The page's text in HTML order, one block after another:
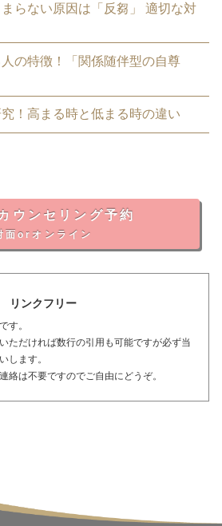
らない原因は「反芻」 適切な対
の特徴！「関係随伴型の自尊
！高まる時と低まる時の違い
ウンセリング予約
面orオンライン
リンクフリー
す。
ただければ数行の引用も可能ですが必ず当
します。
絡は不要ですのでご自由にどうぞ。